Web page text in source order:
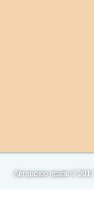
Авторское право ©